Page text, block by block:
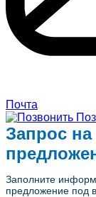
Почта
Запрос
Заполните
предложение под